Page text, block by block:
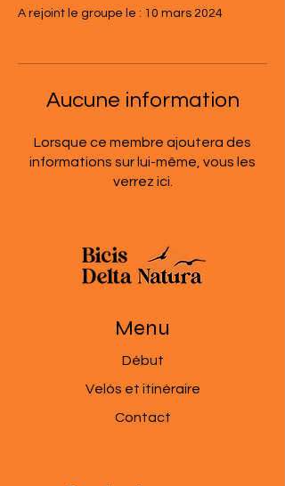
A rejoint le groupe le : 10 mars 2024
Aucune information
Lorsque ce membre ajoutera des
informations sur lui-même, vous les
verrez ici.
Menu
​Début
Velós et itinéraire
Contact